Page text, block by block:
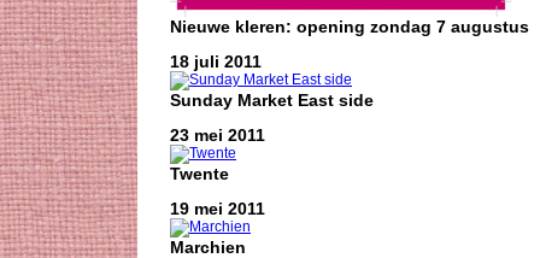
Nieuwe kleren: opening zondag 7 augustus
18 juli 2011
Sunday Market East side
23 mei 2011
Twente
19 mei 2011
Marchien